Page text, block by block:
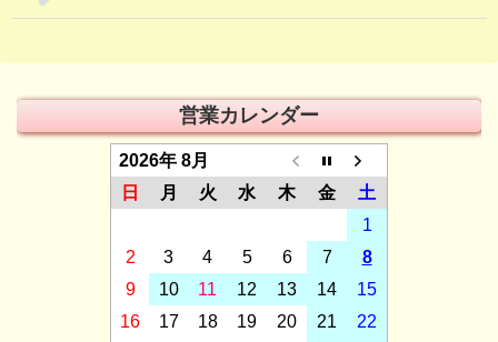
営業カレンダー
2026年 8月
日
月 火 水 木 金
土
1
2
3 4 5 6 7
8
9
10 11 12 13 14
15
16
17 18 19 20 21
22